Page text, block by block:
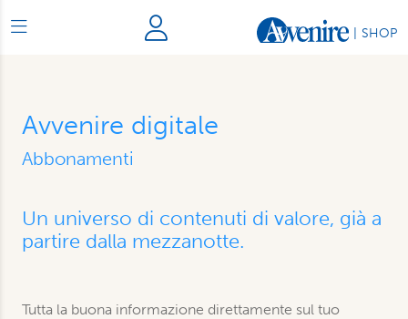
SHOP
Avvenire digitale
Abbonamenti
Un universo di contenuti di valore, già a
partire dalla mezzanotte.
Tutta la buona informazione direttamente sul tuo